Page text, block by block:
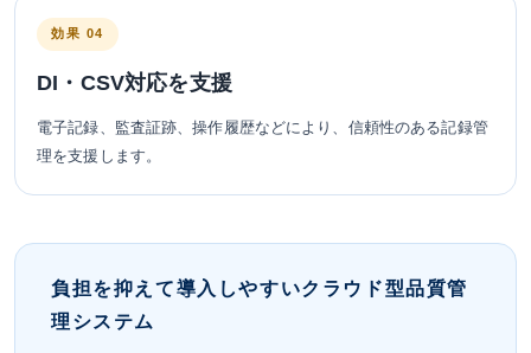
効果 04
DI・CSV対応を支援
電子記録、監査証跡、操作履歴などにより、信頼性のある記録管
理を支援します。
負担を抑えて導入しやすいクラウド型品質管
理システム